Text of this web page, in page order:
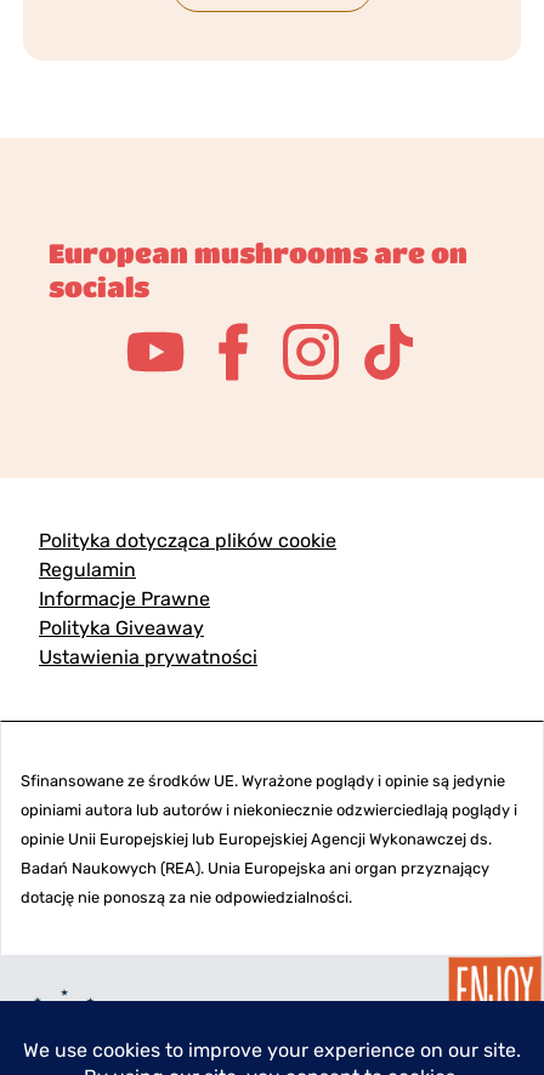
European mushrooms are on
socials
Polityka dotycząca plików cookie
Regulamin
Informacje Prawne
Polityka Giveaway
Ustawienia prywatności
Sfinansowane ze środków UE. Wyrażone poglądy i opinie są jedynie
opiniami autora lub autorów i niekoniecznie odzwierciedlają poglądy i
opinie Unii Europejskiej lub Europejskiej Agencji Wykonawczej ds.
Badań Naukowych (REA). Unia Europejska ani organ przyznający
dotację nie ponoszą za nie odpowiedzialności.